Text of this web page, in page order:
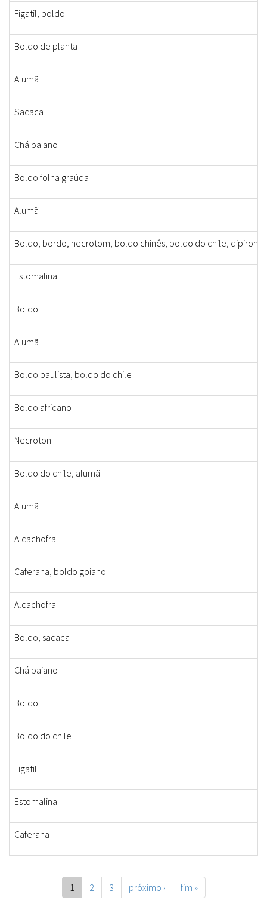
Figatil, boldo
Boldo de planta
Alumã
Sacaca
Chá baiano
Boldo folha graúda
Alumã
Boldo, bordo, necrotom, boldo chinês, boldo do chile, dipirona
Estomalina
Boldo
Alumã
Boldo paulista, boldo do chile
Boldo africano
Necroton
Boldo do chile, alumã
Alumã
Alcachofra
Caferana, boldo goiano
Alcachofra
Boldo, sacaca
Chá baiano
Boldo
Boldo do chile
Figatil
Estomalina
Caferana
1 2 3 próximo › fim »